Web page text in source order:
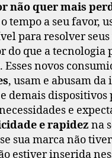
não quer mais
tempo a seu favor,
para resolver
do que a tecnologia
Esses novos
, usam e abusam
demais dispositivos
e
e rapidez na
sua marca não
estiver inserida